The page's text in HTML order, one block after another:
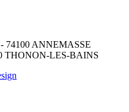
- 74100 ANNEMASSE
THONON-LES-BAINS